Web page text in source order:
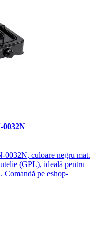
culoare negru mat.
(GPL), ideală pentru
Comandă pe eshop-